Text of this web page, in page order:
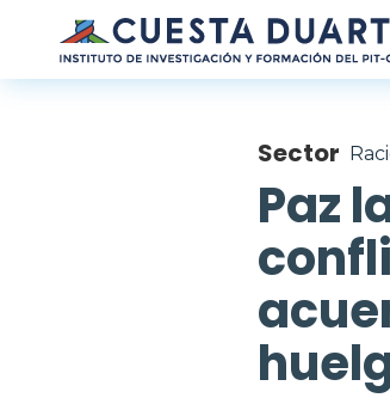
Pasar al contenido principal
Sector
Paz